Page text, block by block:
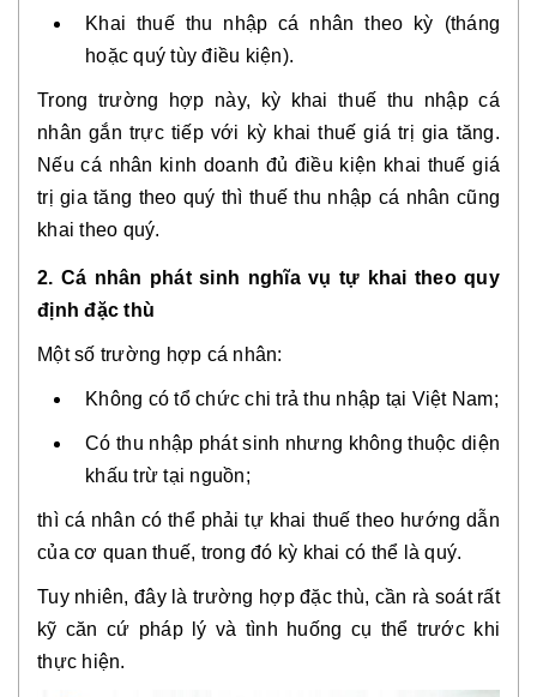
Khai thuế thu nhập cá nhân theo kỳ (tháng
hoặc quý tùy điều kiện).
Trong trường hợp này, kỳ khai thuế thu nhập cá
nhân gắn trực tiếp với kỳ khai thuế giá trị gia tăng.
Nếu cá nhân kinh doanh đủ điều kiện khai thuế giá
trị gia tăng theo quý thì thuế thu nhập cá nhân cũng
khai theo quý.
2. Cá nhân phát sinh nghĩa vụ tự khai theo quy
định đặc thù
Một số trường hợp cá nhân:
Không có tổ chức chi trả thu nhập tại Việt Nam;
Có thu nhập phát sinh nhưng không thuộc diện
khấu trừ tại nguồn;
thì cá nhân có thể phải tự khai thuế theo hướng dẫn
của cơ quan thuế, trong đó kỳ khai có thể là quý.
Tuy nhiên, đây là trường hợp đặc thù, cần rà soát rất
kỹ căn cứ pháp lý và tình huống cụ thể trước khi
thực hiện.